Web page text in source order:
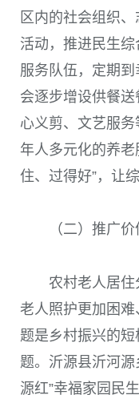
区内的社会组织
活动，推进民生
服务队伍，定期
会逐步增设供餐
心义剪、文艺服
年人多元化的养
住、过得好”，让
（二）推广价
农村老人居
老人照护更加困
题是乡村振兴的
题。沂源县沂河
源红”幸福家园民